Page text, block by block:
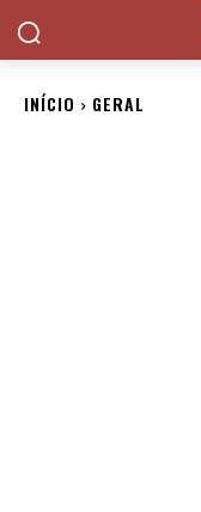
INÍCIO GERAL